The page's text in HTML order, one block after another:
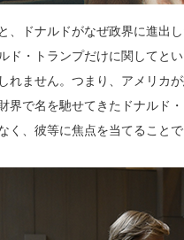
、ドナルドがなぜ政界に進出
ド・トランプだけに関してと
れません。つまり、アメリカ
界で名を馳せてきたドナルド
く、彼等に焦点を当てること